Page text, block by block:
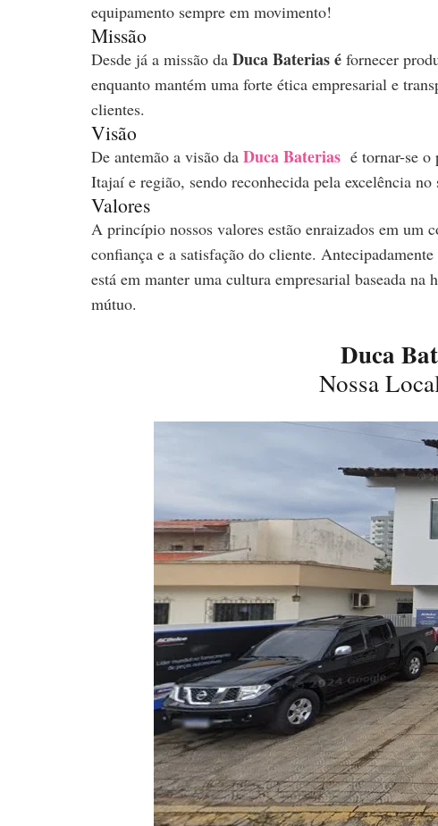
equipamento sempre em movimento!
Missão
Desde já a missão da Duca Baterias é fornecer
enquanto mantém uma forte ética empresarial e
clientes.
Visão
De antemão a visão da Duca Baterias é tornar-se o
Itajaí e região, sendo reconhecida pela excelência no
Valores
A princí­pio nossos valores estão enraizados em um
confiança e a satisfação do cliente.
está em manter uma cultura empresarial baseada na
mútuo.
Duca
Nossa